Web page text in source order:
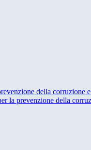
della corruzione
la prevenzione della